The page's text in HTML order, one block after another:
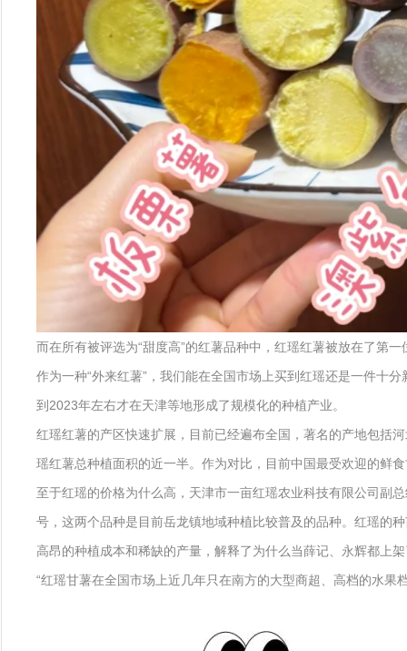
而在所有被评选为“甜度高”的红薯品种中，红瑶红薯被放在了第一
作为一种“外来红薯”，我们能在全国市场上买到红瑶还是一件十
到2023年左右才在天津等地形成了规模化的种植产业。
红瑶红薯的产区快速扩展，目前已经遍布全国，著名的产地包括
瑶红薯总种植面积的近一半。作为对比，目前中国最受欢迎的鲜
至于红瑶的价格为什么高，天津市一亩红瑶农业科技有限公司副
号，这两个品种是目前岳龙镇地域种植比较普及的品种。红瑶的
高昂的种植成本和稀缺的产量，解释了为什么当薛记、永辉都上
“红瑶甘薯在全国市场上近几年只在南方的大型商超、高档的水